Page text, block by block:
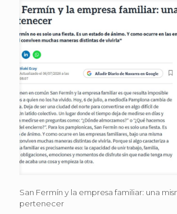
San Fermín y la empresa familiar: una
pertenecer